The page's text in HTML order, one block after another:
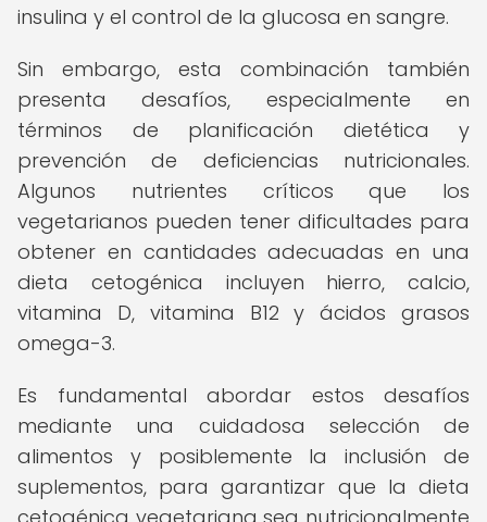
insulina y el control de la glucosa en sangre.
Sin embargo, esta combinación también
presenta desafíos, especialmente en
términos de planificación dietética y
prevención de deficiencias nutricionales.
Algunos nutrientes críticos que los
vegetarianos pueden tener dificultades para
obtener en cantidades adecuadas en una
dieta cetogénica incluyen hierro, calcio,
vitamina D, vitamina B12 y ácidos grasos
omega-3.
Es fundamental abordar estos desafíos
mediante una cuidadosa selección de
alimentos y posiblemente la inclusión de
suplementos, para garantizar que la dieta